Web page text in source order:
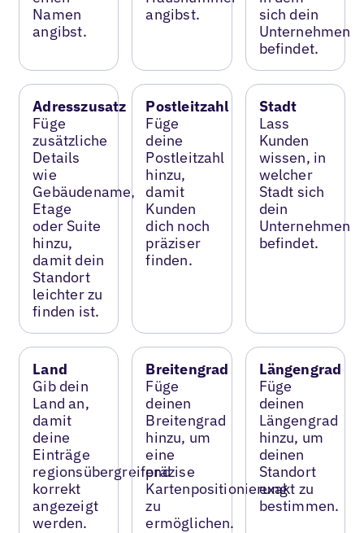
Namen
angibst.
angibst.
sich dein
Unternehmen
befindet.
Adresszusatz
Füge
zusätzliche
Details
wie
Gebäudename,
Etage
oder Suite
hinzu,
damit dein
Standort
leichter zu
finden ist.
Postleitzahl
Füge
deine
Postleitzahl
hinzu,
damit
Kunden
dich noch
präziser
finden.
Stadt
Lass
Kunden
wissen, in
welcher
Stadt sich
dein
Unternehmen
befindet.
Land
Gib dein
Land an,
damit
deine
Einträge
regionsübergreifend
korrekt
angezeigt
werden.
Breitengrad
Füge
deinen
Breitengrad
hinzu, um
eine
präzise
Kartenpositionierung
zu
ermöglichen.
Längengrad
Füge
deinen
Längengrad
hinzu, um
deinen
Standort
exakt zu
bestimmen.